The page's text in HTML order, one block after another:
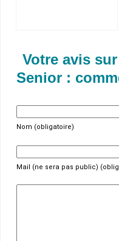
Votre avis
Senior :
Nom (obligatoire)
Mail (ne sera pas public)